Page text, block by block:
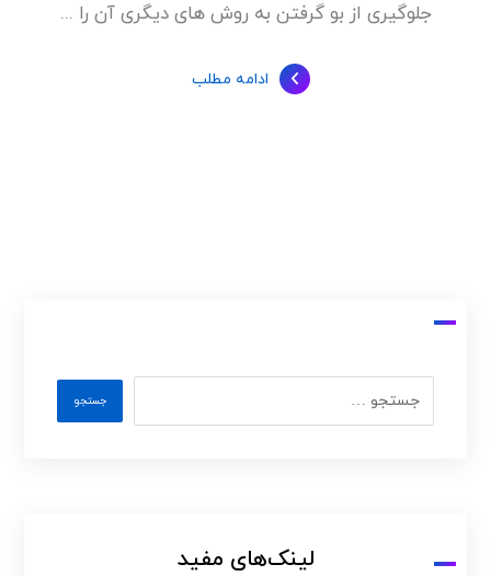
جلوگیری از بو گرفتن به روش های دیگری آن را ...
ادامه مطلب
لینک‌های مفید